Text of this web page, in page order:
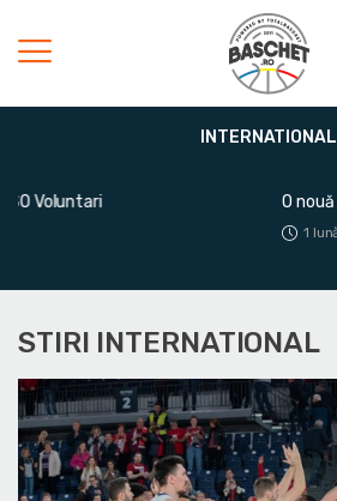
INTERNATIONAL
O nouă plecare de la U-BT Cluj-Napoca
STIRI INTERNATIONAL